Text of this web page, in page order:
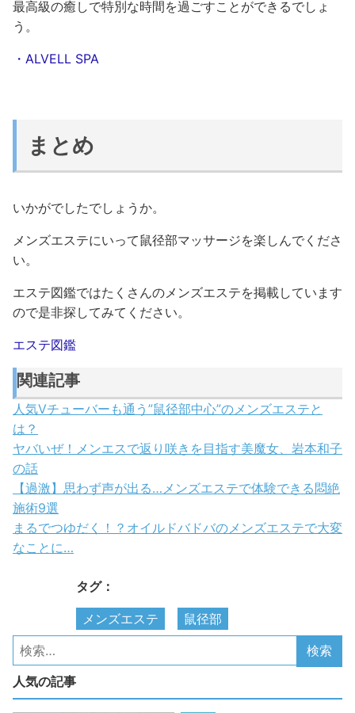
最高級の癒しで特別な時間を過ごすことができるでしょ
う。
・ALVELL SPA
まとめ
いかがでしたでしょうか。
メンズエステにいって鼠径部マッサージを楽しんでくださ
い。
エステ図鑑ではたくさんのメンズエステを掲載しています
ので是非探してみてください。
エステ図鑑
関連記事
人気Vチューバーも通う”鼠径部中心”のメンズエステと
は？
ヤバいぜ！メンエスで返り咲きを目指す美魔女、岩本和子
の話
【過激】思わず声が出る…メンズエステで体験できる悶絶
施術9選
まるでつゆだく！？オイルドバドバのメンズエステで大変
なことに…
タグ：
メンズエステ 鼠径部
人気の記事